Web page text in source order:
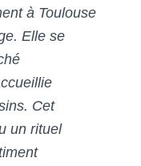
à Toulouse
Elle se
Cet
un rituel